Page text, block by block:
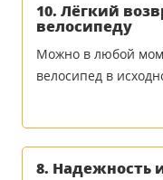
10. Лёгкий
велосипеду
Можно в любой
велосипед в
8. Надежность